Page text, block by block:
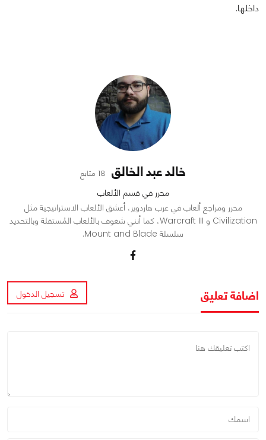
داخلها.
خالد عبد الخالق 18 متابع
محرر في قسم الألعاب
محرر ومراجع ألعاب في عرب هاردوير، أعشق الألعاب الاستراتيجية مثل
Civilization و Warcraft III، كما أنني شغوف بالألعاب المُستقلة وبالتحديد
سلسلة Mount and Blade.
اضافة تعليق تسجيل الدخول